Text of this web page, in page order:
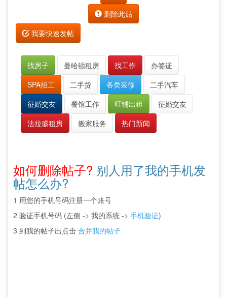
删除此贴
我要快速发帖
找房子 曼哈顿租房 找工作
办签证
SPA招工
二手货 各类装修
二手汽车
征婚交友
餐馆工作 旺铺出租
征婚交友
法拉盛租房
搬家服务 热门新闻
如何删除帖子? 别人用了我的手机发
帖怎么办?
1 用您的手机号码注册一个账号
2 验证手机号码 (左侧 -> 我的系统 -> 手机验证)
3 到我的帖子出点击 合并我的帖子